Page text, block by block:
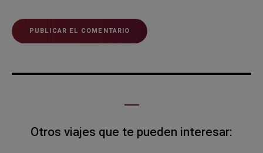
Otros viajes que te pueden interesar: